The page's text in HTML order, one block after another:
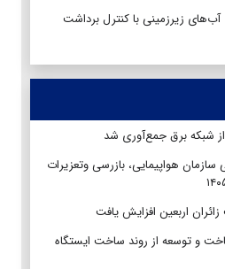
۱۵ درصدی آب‌های زیرزمینی با کنترل برداشت
سازمان هواپیمایی، بازرسی وتعزیرات
اربعین افزایش یافت
و توسعه از روند ساخت ایستگاه